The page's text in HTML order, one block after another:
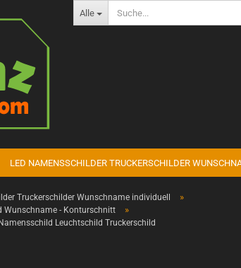
Alle
LED NAMENSSCHILDER TRUCKERSCHILDER
Truckerschilder Wunschname individuell »
Wunschname - Konturschnitt »
Leuchtschild Truckerschild